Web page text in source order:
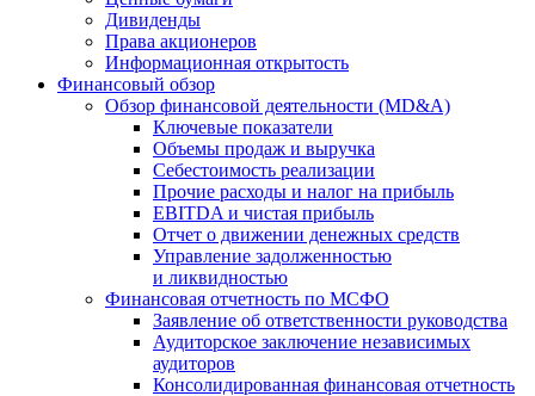
Дивиденды
Права акционеров
Информационная открытость
Финансовый обзор
Обзор финансовой деятельности (MD&A)
Ключевые показатели
Объемы продаж и выручка
Себестоимость реализации
Прочие расходы и налог на прибыль
EBITDA и чистая прибыль
Отчет о движении денежных средств
Управление задолженностью
и ликвидностью
Финансовая отчетность по МСФО
Заявление об ответственности руководства
Аудиторское заключение независимых
аудиторов
Консолидированная финансовая отчетность